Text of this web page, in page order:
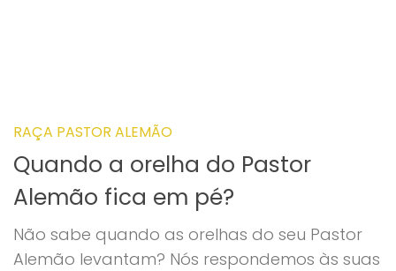
RAÇA PASTOR ALEMÃO
Quando a orelha do Pastor
Alemão fica em pé?
Não sabe quando as orelhas do seu Pastor
Alemão levantam? Nós respondemos às suas